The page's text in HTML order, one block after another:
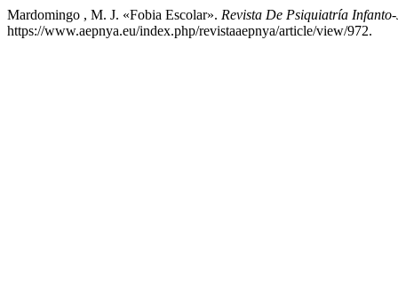
Mardomingo , M. J. «Fobia Escolar». Revista De Psiquiatría
https://www.aepnya.eu/index.php/revistaaepnya/article/view/972.